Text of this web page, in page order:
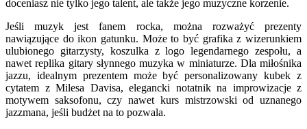
doceniasz nie tylko jego talent, ale także jego muzyczne korzenie.
Jeśli muzyk jest fanem rocka, można rozważyć prezenty
nawiązujące do ikon gatunku. Może to być grafika z wizerunkiem
ulubionego gitarzysty, koszulka z logo legendarnego zespołu, a
nawet replika gitary słynnego muzyka w miniaturze. Dla miłośnika
jazzu, idealnym prezentem może być personalizowany kubek z
cytatem z Milesa Davisa, elegancki notatnik na improwizacje z
motywem saksofonu, czy nawet kurs mistrzowski od uznanego
jazzmana, jeśli budżet na to pozwala.